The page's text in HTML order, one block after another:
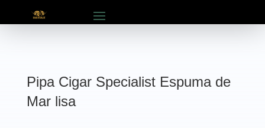
Pipa Cigar Specialist Espuma de
Mar lisa